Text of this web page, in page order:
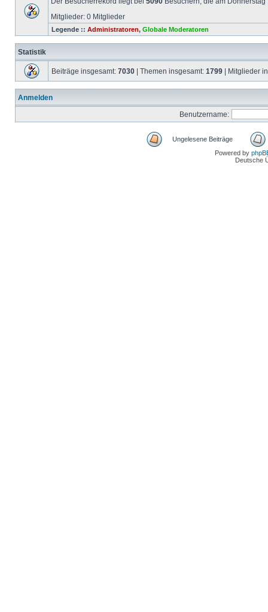
Mitglieder: 0 Mitglieder
Legende :: Administratoren, Globale Moderatoren
Statistik
Beiträge insgesamt: 7030 | Themen insgesamt: 1799 | Mitglieder
Anmelden
Benutzername:
Ungelesene Beiträge
Powered by
Deutsche